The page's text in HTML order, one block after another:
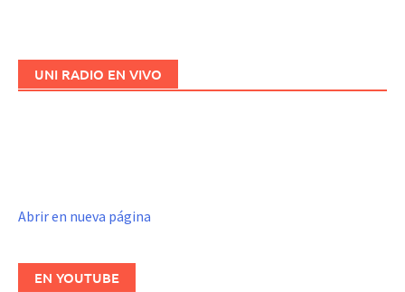
UNI RADIO EN VIVO
Abrir en nueva página
EN YOUTUBE